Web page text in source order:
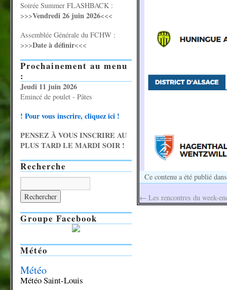
Ce contenu a été publié
← Les rencontres du week-
Soirée Summer FLASHBACK :
>>>Vendredi 26 juin 2026<<<
Assemblée Générale du FCHW :
>>>Date à définir<<<
Prochainement au menu
:
Jeudi 11 juin 2026
Emincé de poulet - Pâtes
! Pour vous inscrire, cliquez ici !
PENSEZ À VOUS INSCRIRE AU
PLUS TARD LE MARDI SOIR !
Recherche
Groupe Facebook
Météo
Météo
Météo Saint-Louis